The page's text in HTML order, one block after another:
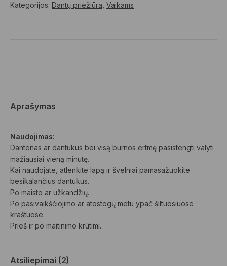
Kategorijos: Dantų priežiūra Vaikams
Aprašymas
Naudojimas:
Dantenas ar dantukus bei visą burnos ertmę pasistengti valyti
mažiausiai vieną minutę.
Kai naudojate, atlenkite lapą ir švelniai pamasažuokite
besikalančius dantukus.
Po maisto ar užkandžių.
Po pasivaikščiojimo ar atostogų metu ypač šiltuosiuose
kraštuose.
Prieš ir po maitinimo krūtimi.
Atsiliepimai (2)